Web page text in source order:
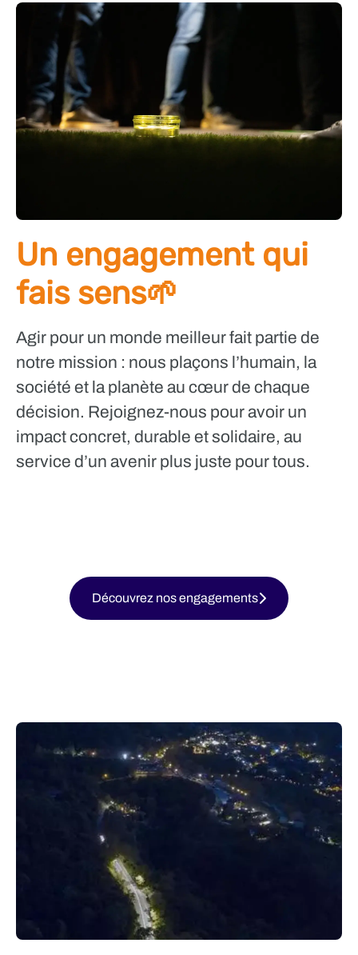
Un engagement qui
fais sens🌱
Agir pour un monde meilleur fait partie de
notre mission : nous plaçons l’humain, la
société et la planète au cœur de chaque
décision. Rejoignez-nous pour avoir un
impact concret, durable et solidaire, au
service d’un avenir plus juste pour tous.
Découvrez nos engagements